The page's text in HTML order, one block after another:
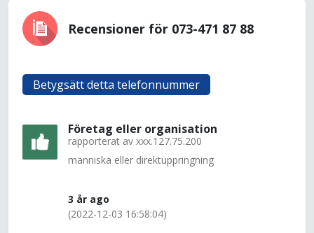
Recensioner för 073-471 87 88
Betygsätt detta telefonnummer
Företag eller organisation
rapporterat av xxx.127.75.200
människa eller direktuppringning
3 år ago
(2022-12-03 16:58:04)